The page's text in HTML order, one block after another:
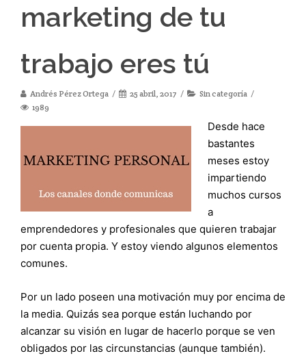
marketing de tu
trabajo eres tú
Andrés Pérez Ortega 25 abril, 2017
Sin categoría
1989
Desde hace
bastantes
meses estoy
impartiendo
muchos cursos
a
emprendedores y profesionales que quieren trabajar
por cuenta propia. Y estoy viendo algunos elementos
comunes.
Por un lado poseen una motivación muy por encima de
la media. Quizás sea porque están luchando por
alcanzar su visión en lugar de hacerlo porque se ven
obligados por las circunstancias (aunque también).